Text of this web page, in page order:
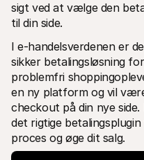
Tekniske ressourcer
Udviklerportal
Opdag udviklerressourcer
Biblioteker
Integrer Mollie med klar-
Discord-fællesskab
Bliv en del af vores
Om Mollie
Priser
Se vores priser
Om os
Lær mere om vores historie
sigt ved at vælge den
til din side.
I e-handelsverdenen er
sikker betalingsløsning
problemfri
en ny platform og vil
checkout på din nye
det rigtige
proces og øge dit salg.